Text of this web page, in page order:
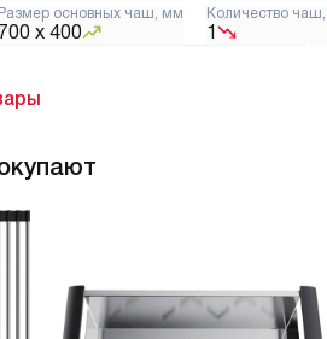
Размер основных чаш, мм
700 х 400
Количество
1